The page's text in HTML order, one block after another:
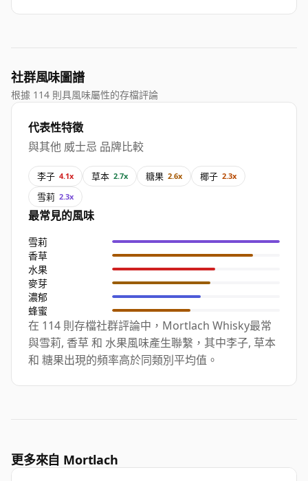
社群風味圖譜
根據 114 則具風味屬性的存檔評論
代表性特徵
與其他 威士忌 品牌比較
李子 4.1x 草本 2.7x 糖果 2.6x 椰子 2.3x
雪莉 2.3x
最常見的風味
雪莉
香草
水果
麥芽
濃郁
蜂蜜
在 114 則存檔社群評論中，Mortlach Whisky最常
與雪莉, 香草 和 水果風味產生聯繫，其中李子, 草本
和 糖果出現的頻率高於同類別平均值。
更多來自 Mortlach